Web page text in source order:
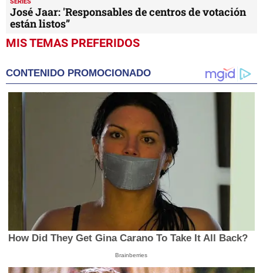
José Jaar: 'Responsables de centros de votación
están listos”
MIS TEMAS PREFERIDOS
CONTENIDO PROMOCIONADO
How Did They Get Gina Carano To Take It All Back?
Brainberries